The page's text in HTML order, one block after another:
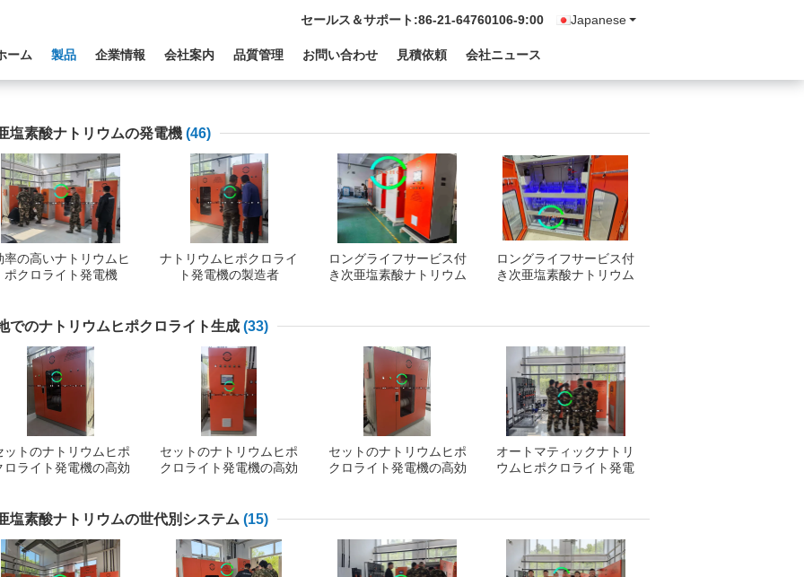
Japanese
セールス＆サポート:86-21-64760106-9:00
ーム 製品 企業情報 会社案内 品質管理 お問い合わせ 見積依頼 会社ニュース
塩素酸ナトリウムの発電機 (46)
率の高いナトリウムヒ
ポクロライト発電機
ナトリウムヒポクロライ
ト発電機の製造者
ロングライフサービス付
き次亜塩素酸ナトリウム
ロングライフサービス付
き次亜塩素酸ナトリウム
でのナトリウムヒポクロライト生成 (33)
ットのナトリウムヒポ
ロライト発電機の高効
セットのナトリウムヒポ
クロライト発電機の高効
セットのナトリウムヒポ
クロライト発電機の高効
オートマティックナトリ
ウムヒポクロライト発電
塩素酸ナトリウムの世代別システム (15)